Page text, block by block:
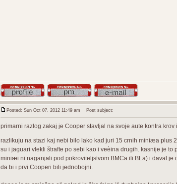
Posted: Sun Oct 07, 2012 11:49 am Post subject:
primarni razlog zakaj je Cooper stavljal na svoje aute kontra
razlikuju na stazi kaj nebi bilo lako kad juri 15 crnih miniæa plus
su i jaguari vlekli štrafte po sebi kao i veèina drugih. kasnije je
miniæi ni naganjali pod pokroviteljstvom BMCa ili BLa) i daval
da bi i prvi Cooperi bili jednobojni.